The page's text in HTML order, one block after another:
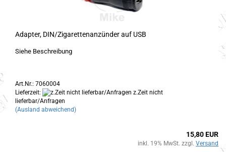
Adapter, DIN/Zigarettenanzünder auf USB
Siehe Beschreibung
Art.Nr.: 7060004
Lieferzeit:
z.Zeit nicht
lieferbar/Anfragen
(Ausland abweichend)
15,80 EUR
inkl. 19% MwSt. zzgl. Versand